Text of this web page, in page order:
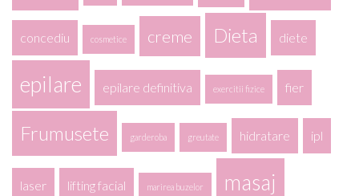
concediu cosmetice creme Dieta diete
epilare epilare definitiva exercitii fizice fier
Frumusete garderoba greutate hidratare ipl
laser lifting facial marirea buzelor masaj